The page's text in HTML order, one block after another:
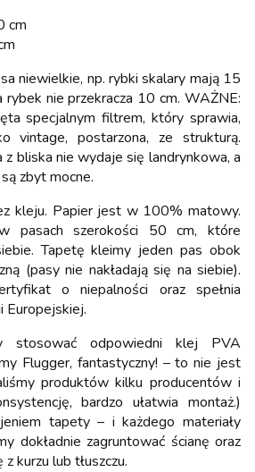
cm
niewielkie, np. rybki skalary mają 15
nie przekracza 10 cm. WAŻNE:
specjalnym filtrem, który sprawia,
vintage, postarzona, ze strukturą.
bliska nie wydaje się landrynkowa, a
zbyt mocne.
kleju. Papier jest w 100% matowy.
pasach szerokości 50 cm, które
Tapetę kleimy jeden pas obok
(pasy nie nakładają się na siebie).
o niepalności oraz spełnia
Europejskiej.
stosować odpowiedni klej PVA
Flugger, fantastyczny! – to nie jest
produktów kilku producentów i
bardzo ułatwia montaż.)
tapety – i każdego materiały
dokładnie zagruntować ścianę oraz
kurzu lub tłuszczu.